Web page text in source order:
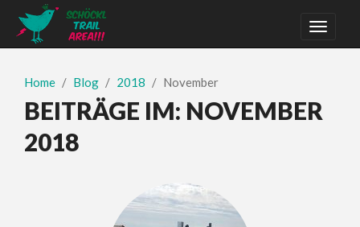
Home Blog 2018 November
BEITRÄGE IM: NOVEMBER
2018